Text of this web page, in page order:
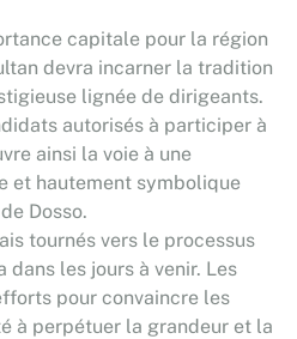
capitale pour la région
devra incarner la tradition
lignée de dirigeants.
autorisés à participer à
ainsi la voie à une
et hautement symbolique
Dosso.
tournés vers le processus
les jours à venir. Les
pour convaincre les
à perpétuer la grandeur et la